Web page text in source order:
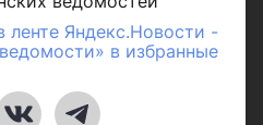
ленте Яндекс.Новости -
в избранные